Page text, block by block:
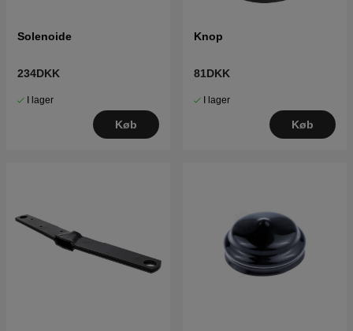
Solenoide
234DKK
I lager
Køb
Knop
81DKK
I lager
Køb